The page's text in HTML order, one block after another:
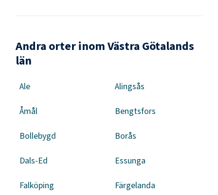
Andra orter inom Västra Götalands
län
Ale Alingsås
Åmål Bengtsfors
Bollebygd Borås
Dals-Ed Essunga
Falköping Färgelanda